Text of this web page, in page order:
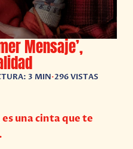
Mensaje’,
3 MIN•296 VISTAS
una cinta que te